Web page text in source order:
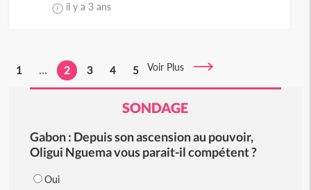
il y a 3 ans
1 ... 2 3 4 5 Voir Plus
SONDAGE
Gabon : Depuis son ascension au pouvoir,
Oligui Nguema vous parait-il compétent ?
Oui